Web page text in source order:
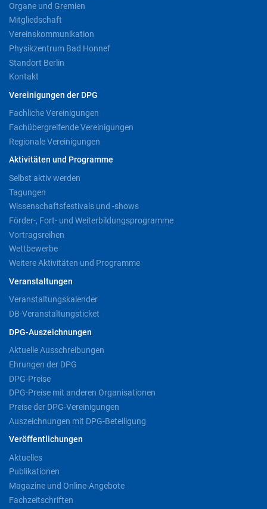
Organe und Gremien
Mitgliedschaft
Vereinskommunikation
Physikzentrum Bad Honnef
Standort Berlin
Kontakt
Vereinigungen der DPG
Fachliche Vereinigungen
Fachübergreifende Vereinigungen
Regionale Vereinigungen
Aktivitäten und Programme
Selbst aktiv werden
Tagungen
Wissenschaftsfestivals und -shows
Förder-, Fort- und Weiterbildungsprogramme
Vortragsreihen
Wettbewerbe
Weitere Aktivitäten und Programme
Veranstaltungen
Veranstaltungskalender
DB-Veranstaltungsticket
DPG-Auszeichnungen
Aktuelle Ausschreibungen
Ehrungen der DPG
DPG-Preise
DPG-Preise mit anderen Organisationen
Preise der DPG-Vereinigungen
Auszeichnungen mit DPG-Beteiligung
Veröffentlichungen
Aktuelles
Publikationen
Magazine und Online-Angebote
Fachzeitschriften